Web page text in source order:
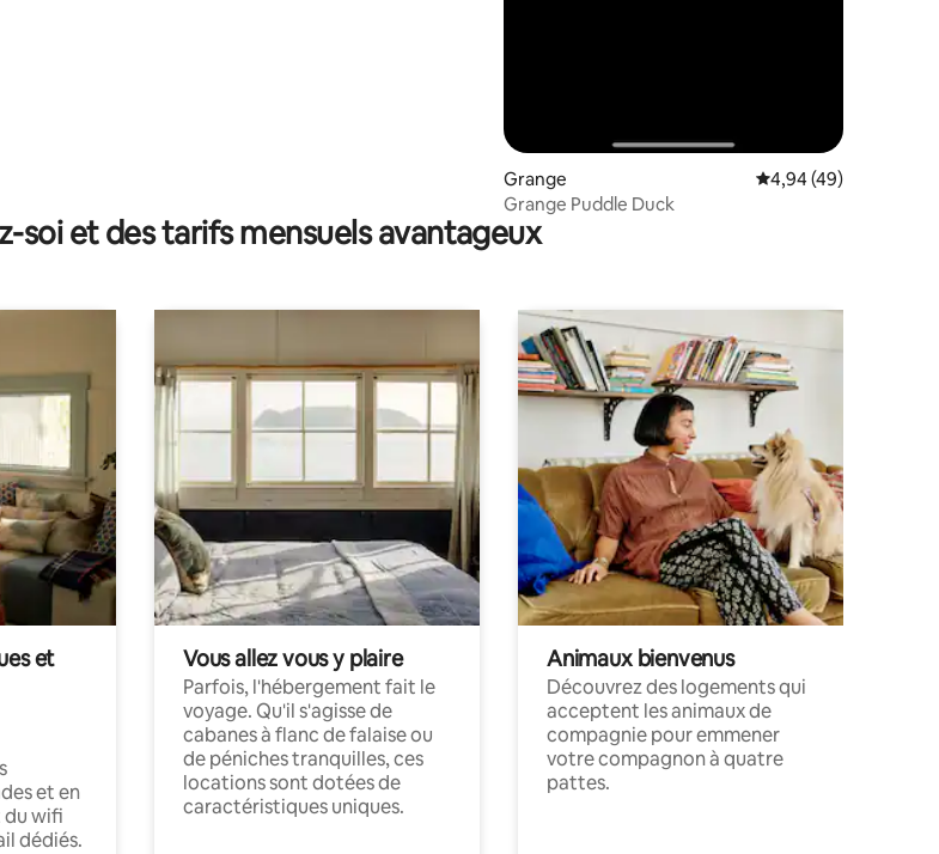
Grange Évaluation moyenne
4,94 (49)
Grange Puddle Duck
soi et des tarifs mensuels avantageux
et
et en
wifi
dédiés.
Vous allez vous y plaire
Parfois, l'hébergement fait le
voyage. Qu'il s'agisse de
cabanes à flanc de falaise ou
de péniches tranquilles, ces
locations sont dotées de
caractéristiques uniques.
Animaux bienvenus
Découvrez des logements qui
acceptent les animaux de
compagnie pour emmener
votre compagnon à quatre
pattes.